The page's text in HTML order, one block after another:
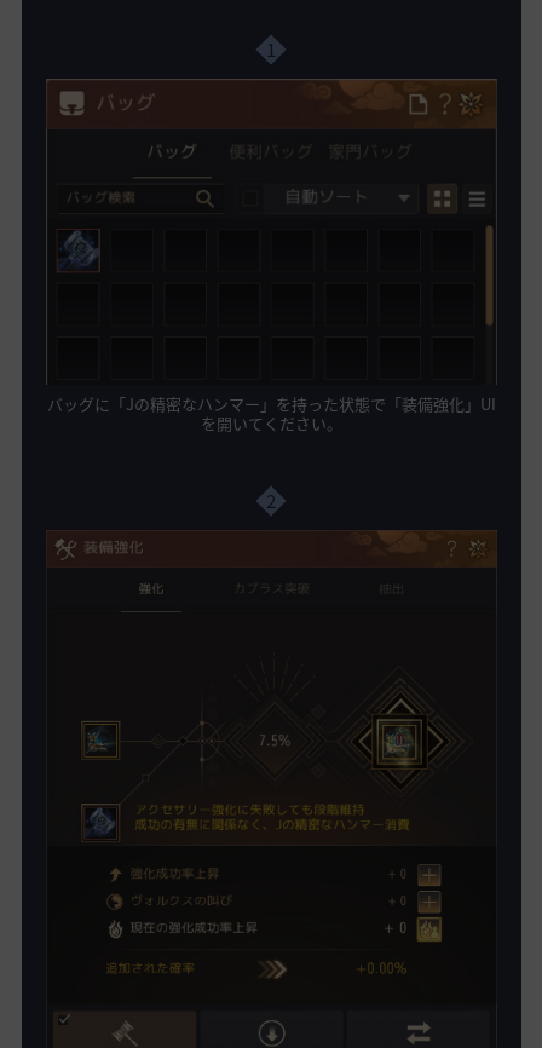
1
バッグに「Jの精密なハンマー」を持った状態で「装備強化」UI
を開いてください。
2